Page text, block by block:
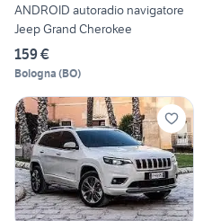
ANDROID autoradio navigatore
Jeep Grand Cherokee
159 €
Bologna (BO)